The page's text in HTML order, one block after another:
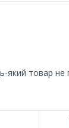
який товар